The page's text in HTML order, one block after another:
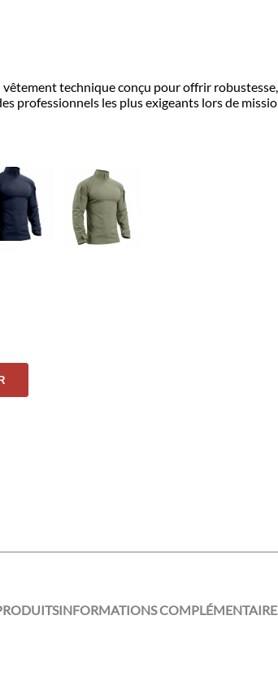
technique conçu pour offrir
professionnels les plus exigeants lors de
INFORMATIONS